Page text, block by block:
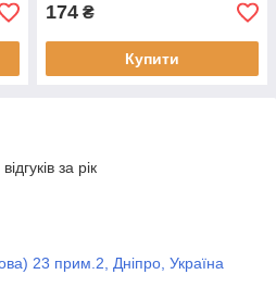
174 ₴
Купити
за рік
23 прим.2, Дніпро, Україна